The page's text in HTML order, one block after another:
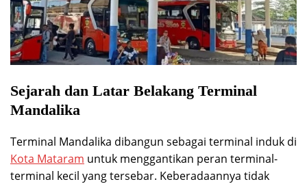
Sejarah dan Latar Belakang Terminal
Mandalika
Terminal Mandalika dibangun sebagai terminal induk di
Kota Mataram untuk menggantikan peran terminal-
terminal kecil yang tersebar. Keberadaannya tidak